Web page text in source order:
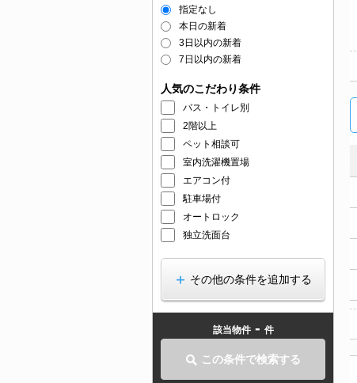
指定なし
本日の新着
3日以内の新着
7日以内の新着
人気のこだわり条件
バス・トイレ別
2階以上
ペット相談可
室内洗濯機置場
エアコン付
駐車場付
オートロック
独立洗面台
その他の条件を追加する
該当物件 - 件
この条件で検索する